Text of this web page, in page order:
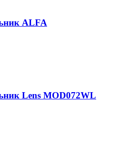
ALFA
Lens MOD072WL